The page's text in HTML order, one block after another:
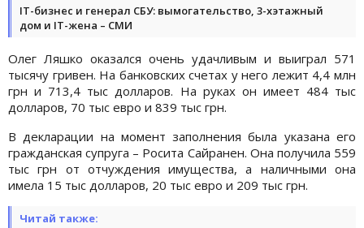
IT-бизнес и генерал СБУ: вымогательство, 3-хэтажный
дом и IT-жена – СМИ
Олег Ляшко оказался очень удачливым и выиграл 571
тысячу гривен. На банковских счетах у него лежит 4,4 млн
грн и 713,4 тыс долларов. На руках он имеет 484 тыс
долларов, 70 тыс евро и 839 тыс грн.
В декларации на момент заполнения была указана его
гражданская супруга – Росита Сайранен. Она получила 559
тыс грн от отчуждения имущества, а наличными она
имела 15 тыс долларов, 20 тыс евро и 209 тыс грн.
Читай также: